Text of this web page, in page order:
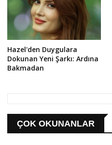
Hazel'den Duygulara
Dokunan Yeni Şarkı: Ardına
Bakmadan
ÇOK OKUNANLAR